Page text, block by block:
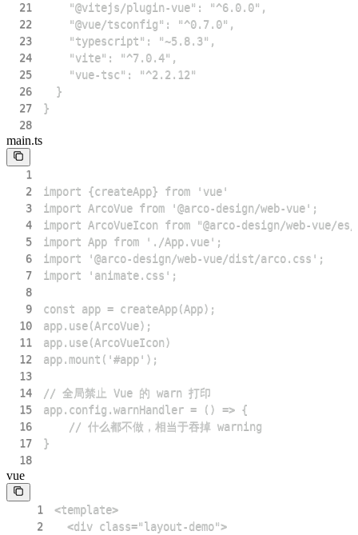
21
22
23
24
25
26
27
28
main.ts
1
2
3
4
5
6
7
8
9
10
11
12
13
14
15
16
17
18
vue
1
<template>
2
  <div class="layout-demo">